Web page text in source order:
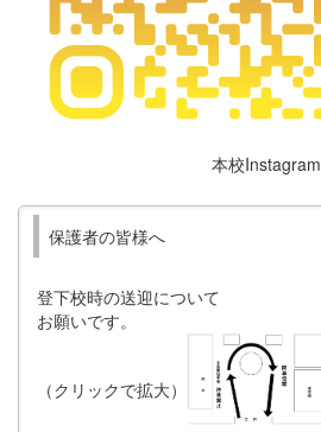
本校Instagram
保護者の皆様へ
登下校時の送迎について
お願いです。
（クリックで拡大）